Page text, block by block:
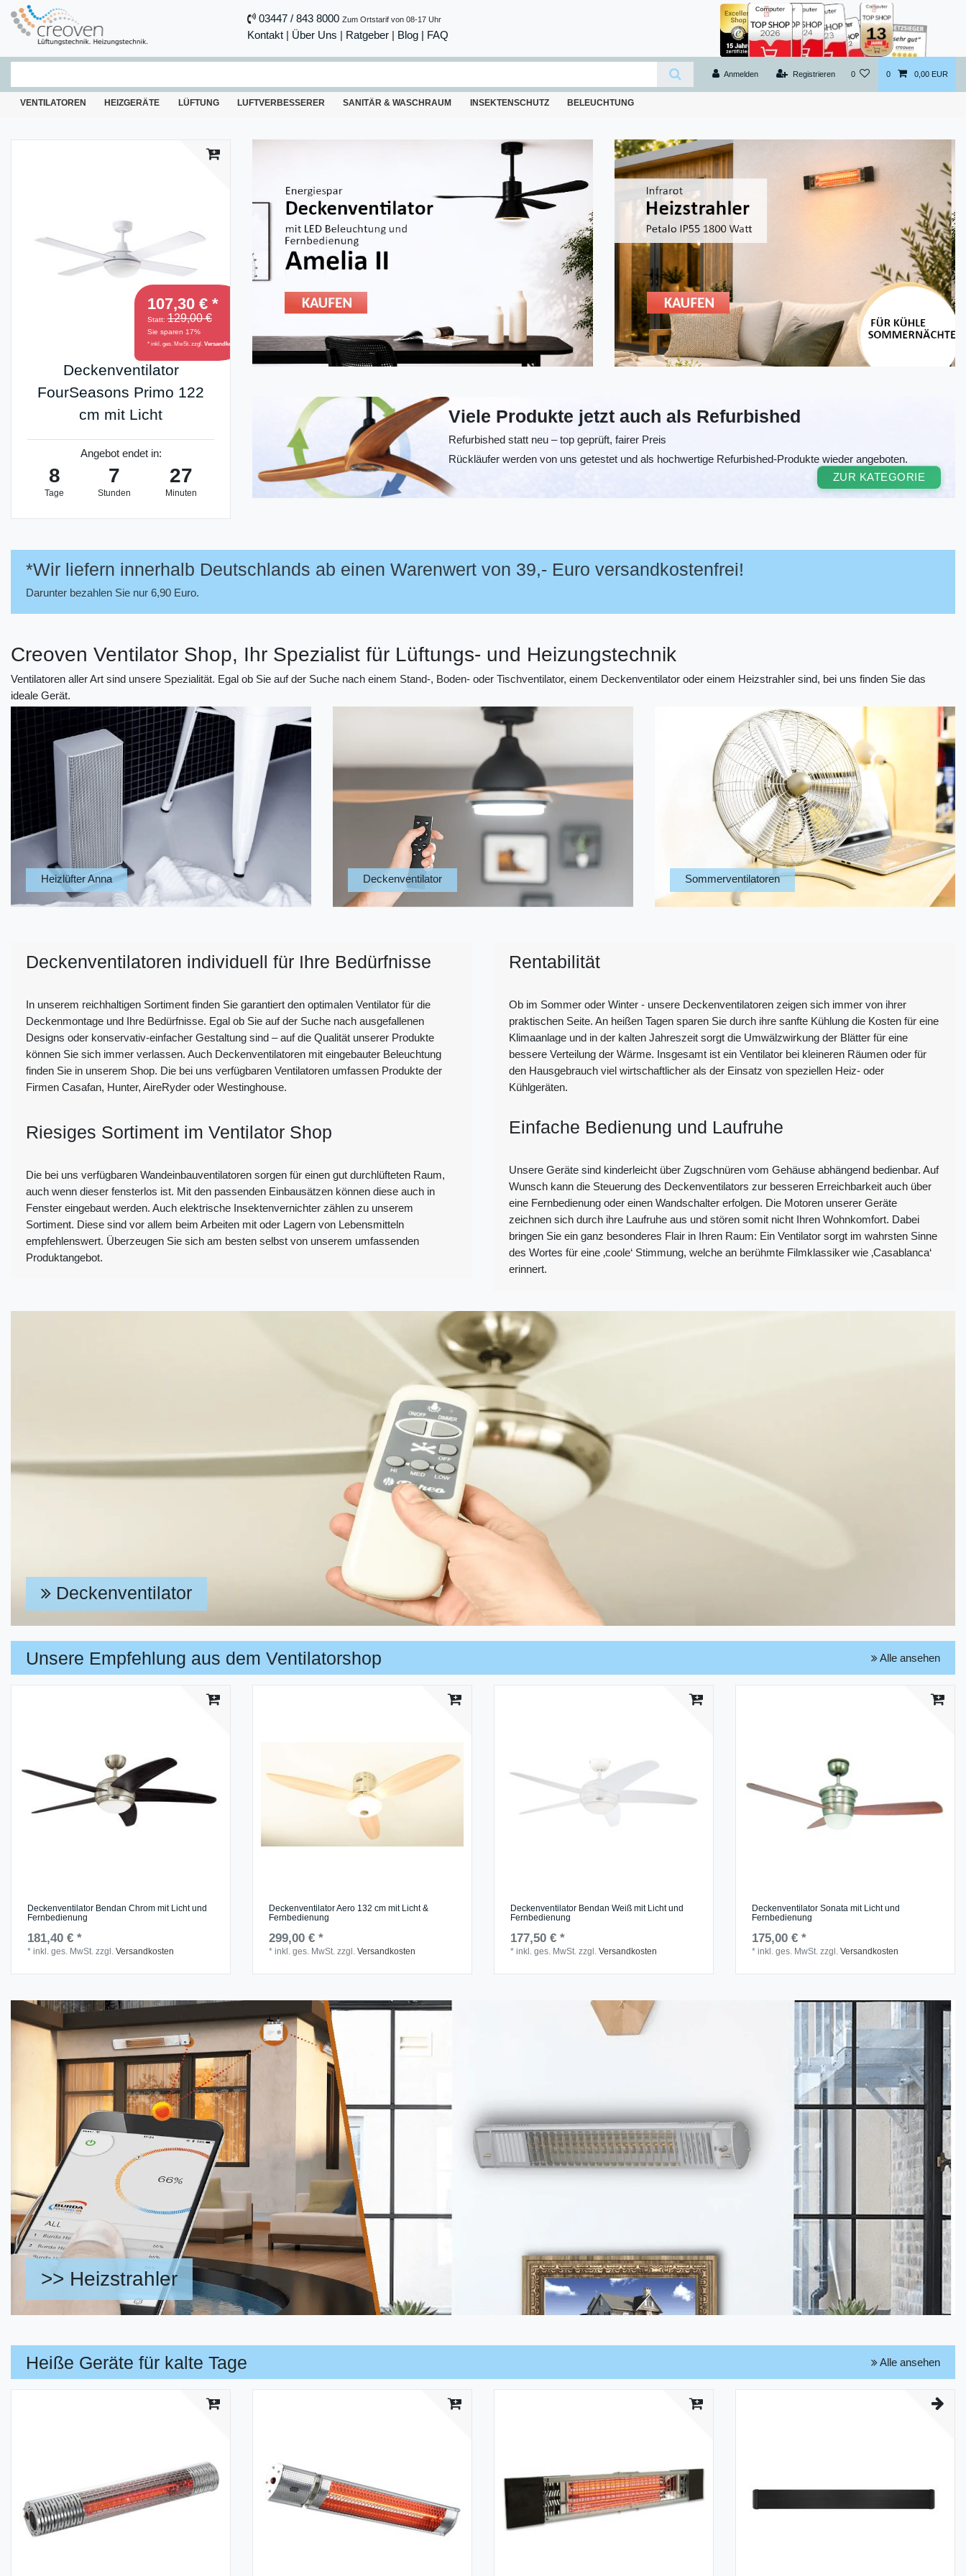
03447 / 843 8000 Zum Ortstarif von 08-17 Uhr
Kontakt| Über Uns | Ratgeber| Blog | FAQ
Anmelden Registrieren 0 0 0,00 EUR
VENTILATOREN HEIZGERÄTE LÜFTUNG LUFTVERBESSERER SANITÄR & WASCHRAUM INSEKTENSCHUTZ BELEUCHTUNG
Deckenventilator
FourSeasons Primo 122
cm mit Licht
Angebot endet in:
8
Tage
7
Stunden
27
Minuten
Sie sparen 17%
107,30 € *
Statt:129,00 €
* inkl. ges. MwSt. zzgl. Versandkosten
Viele Produkte jetzt auch als Refurbished
Refurbished statt neu – top geprüft, fairer Preis
Rückläufer werden von uns getestet und als hochwertige Refurbished-Produkte wieder angeboten.
ZUR KATEGORIE
*Wir liefern innerhalb Deutschlands ab einen Warenwert von 39,- Euro versandkostenfrei!
Darunter bezahlen Sie nur 6,90 Euro.
Creoven Ventilator Shop, Ihr Spezialist für Lüftungs- und Heizungstechnik
Ventilatoren aller Art sind unsere Spezialität. Egal ob Sie auf der Suche nach einem Stand-, Boden- oder Tischventilator, einem Deckenventilator oder einem Heizstrahler sind, bei uns finden Sie das
ideale Gerät.
Heizlüfter Anna Deckenventilator Sommerventilatoren
Deckenventilatoren individuell für Ihre Bedürfnisse
In unserem reichhaltigen Sortiment finden Sie garantiert den optimalen Ventilator für die
Deckenmontage und Ihre Bedürfnisse. Egal ob Sie auf der Suche nach ausgefallenen
Designs oder konservativ-einfacher Gestaltung sind – auf die Qualität unserer Produkte
können Sie sich immer verlassen. Auch Deckenventilatoren mit eingebauter Beleuchtung
finden Sie in unserem Shop. Die bei uns verfügbaren Ventilatoren umfassen Produkte der
Firmen Casafan, Hunter, AireRyder oder Westinghouse.
Riesiges Sortiment im Ventilator Shop
Die bei uns verfügbaren Wandeinbauventilatoren sorgen für einen gut durchlüfteten Raum,
auch wenn dieser fensterlos ist. Mit den passenden Einbausätzen können diese auch in
Fenster eingebaut werden. Auch elektrische Insektenvernichter zählen zu unserem
Sortiment. Diese sind vor allem beim Arbeiten mit oder Lagern von Lebensmitteln
empfehlenswert. Überzeugen Sie sich am besten selbst von unserem umfassenden
Produktangebot.
Rentabilität
Ob im Sommer oder Winter - unsere Deckenventilatoren zeigen sich immer von ihrer
praktischen Seite. An heißen Tagen sparen Sie durch ihre sanfte Kühlung die Kosten für eine
Klimaanlage und in der kalten Jahreszeit sorgt die Umwälzwirkung der Blätter für eine
bessere Verteilung der Wärme. Insgesamt ist ein Ventilator bei kleineren Räumen oder für
den Hausgebrauch viel wirtschaftlicher als der Einsatz von speziellen Heiz- oder
Kühlgeräten.
Einfache Bedienung und Laufruhe
Unsere Geräte sind kinderleicht über Zugschnüren vom Gehäuse abhängend bedienbar. Auf
Wunsch kann die Steuerung des Deckenventilators zur besseren Erreichbarkeit auch über
eine Fernbedienung oder einen Wandschalter erfolgen. Die Motoren unserer Geräte
zeichnen sich durch ihre Laufruhe aus und stören somit nicht Ihren Wohnkomfort. Dabei
bringen Sie ein ganz besonderes Flair in Ihren Raum: Ein Ventilator sorgt im wahrsten Sinne
des Wortes für eine ‚coole‘ Stimmung, welche an berühmte Filmklassiker wie ‚Casablanca‘
erinnert.
Deckenventilator
Unsere Empfehlung aus dem Ventilatorshop Alle ansehen
Deckenventilator Bendan Chrom mit Licht und
Fernbedienung
181,40 € *
*inkl. ges. MwSt. zzgl.Versandkosten
Deckenventilator Aero 132 cm mit Licht &
Fernbedienung
299,00 € *
*inkl. ges. MwSt. zzgl.Versandkosten
Deckenventilator Bendan Weiß mit Licht und
Fernbedienung
177,50 € *
*inkl. ges. MwSt. zzgl.Versandkosten
Deckenventilator Sonata mit Licht und
Fernbedienung
175,00 € *
*inkl. ges. MwSt. zzgl.Versandkosten
>> Heizstrahler
Heiße Geräte für kalte Tage Alle ansehen